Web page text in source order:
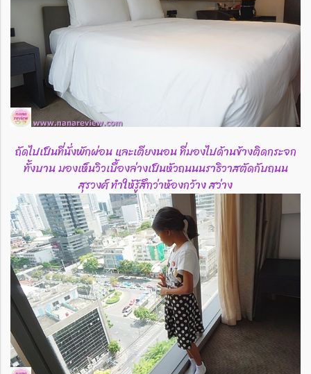
ถัดไปเป็นที่นั่งพักผ่อน และเตียงนอน ที่มองไปด้านข้างติดกระจก
ทั้งบาน มองเห็นวิวเบื้องล่างเป็นหัวถนนนราธิวาสตัดกับถนน
สุรวงศ์ ทำให้รู้สึกว่าห้องกว้าง สว่าง